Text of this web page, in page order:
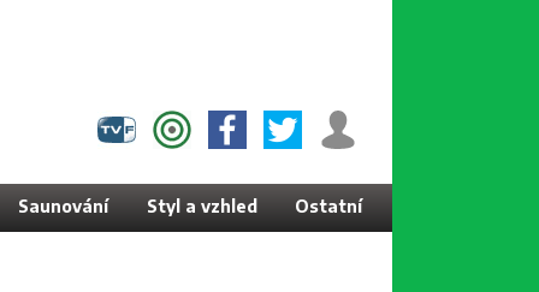
Saunování Styl a vzhled Ostatní